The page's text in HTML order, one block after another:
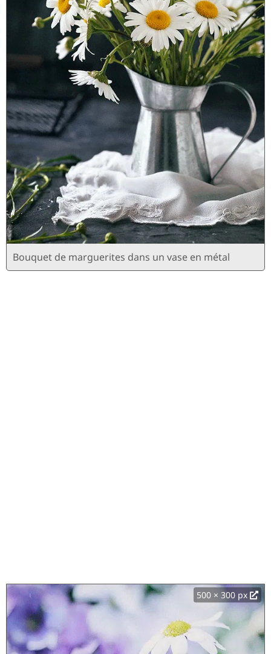
Bouquet de marguerites dans un vase en métal
500 × 300 px